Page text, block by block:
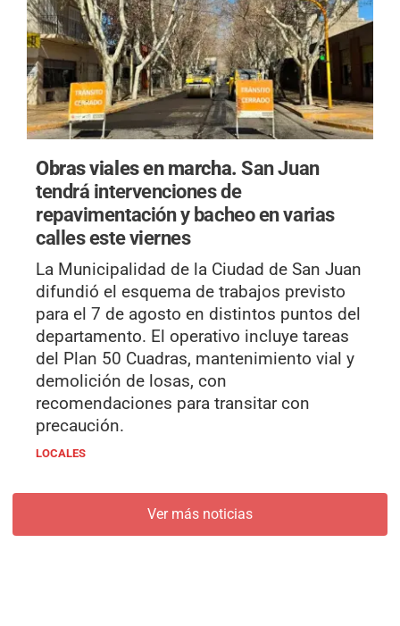
Obras viales en marcha.San Juan
tendrá intervenciones de
repavimentación y bacheo en varias
calles este viernes
La Municipalidad de la Ciudad de San Juan
difundió el esquema de trabajos previsto
para el 7 de agosto en distintos puntos del
departamento. El operativo incluye tareas
del Plan 50 Cuadras, mantenimiento vial y
demolición de losas, con
recomendaciones para transitar con
precaución.
LOCALES
Ver más noticias